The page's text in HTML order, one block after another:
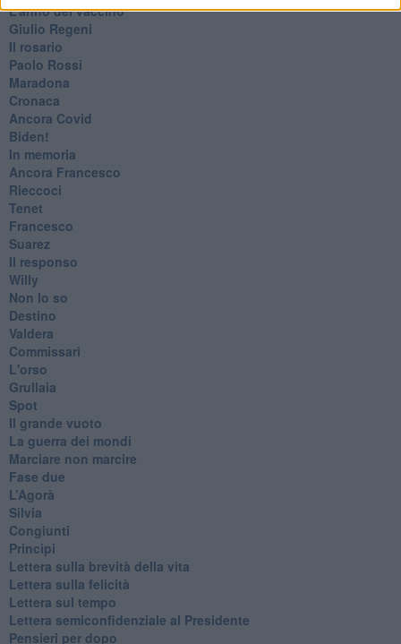
​L’anno del vaccino
Giulio Regeni
​Il rosario
Paolo Rossi
Maradona
Cronaca
​Ancora Covid
​Biden!
In memoria
​Ancora Francesco
Rieccoci
Tenet
Francesco
Suarez
​Il responso
Willy
Non lo so
Destino
Valdera
Commissari
L'orso
Grullaia
Spot
​Il grande vuoto
​La guerra dei mondi
Marciare non marcire
Fase due
L’Agorà
Silvia
Congiunti
Principi
​Lettera sulla brevità della vita
​Lettera sulla felicità
​Lettera sul tempo
Lettera semiconfidenziale al Presidente
Pensieri per dopo